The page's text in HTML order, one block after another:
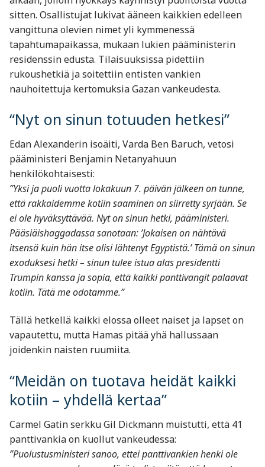
sitten. Osallistujat lukivat ääneen kaikkien edelleen
vangittuna olevien nimet yli kymmenessä
tapahtumapaikassa, mukaan lukien pääministerin
residenssin edusta. Tilaisuuksissa pidettiin
rukoushetkiä ja soitettiin entisten vankien
nauhoitettuja kertomuksia Gazan vankeudesta.
“Nyt on sinun totuuden hetkesi”
Edan Alexanderin isoäiti, Varda Ben Baruch, vetosi
pääministeri Benjamin Netanyahuun
henkilökohtaisesti:
”Yksi ja puoli vuotta lokakuun 7. päivän jälkeen on tunne,
että rakkaidemme kotiin saaminen on siirretty syrjään. Se
ei ole hyväksyttävää. Nyt on sinun hetki, pääministeri.
Pääsiäishaggadassa sanotaan: ’Jokaisen on nähtävä
itsensä kuin hän itse olisi lähtenyt Egyptistä.’ Tämä on sinun
exoduksesi hetki – sinun tulee istua alas presidentti
Trumpin kanssa ja sopia, että kaikki panttivangit palaavat
kotiin. Tätä me odotamme.”
Tällä hetkellä kaikki elossa olleet naiset ja lapset on
vapautettu, mutta Hamas pitää yhä hallussaan
joidenkin naisten ruumiita.
“Meidän on tuotava heidät kaikki
kotiin – yhdellä kertaa”
Carmel Gatin serkku Gil Dickmann muistutti, että 41
panttivankia on kuollut vankeudessa:
”Puolustusministeri sanoo, ettei panttivankien henki ole